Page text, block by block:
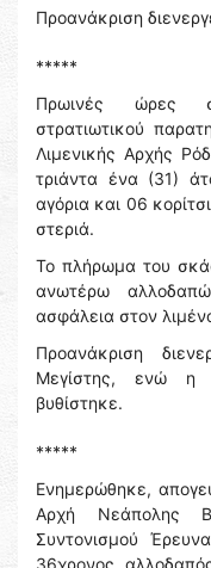
Προανάκριση
*****
Πρωινές ώρες
στρατιωτικού
Λιμενικής Αρχής
τριάντα ένα (31)
αγόρια και 06
στεριά.
Το πλήρωμα του
ανωτέρω
ασφάλεια στον
Προανάκριση
Μεγίστης, ενώ η
βυθίστηκε.
*****
Ενημερώθηκε,
Αρχή Νεάπολης
Συντονισμού
36χρονος